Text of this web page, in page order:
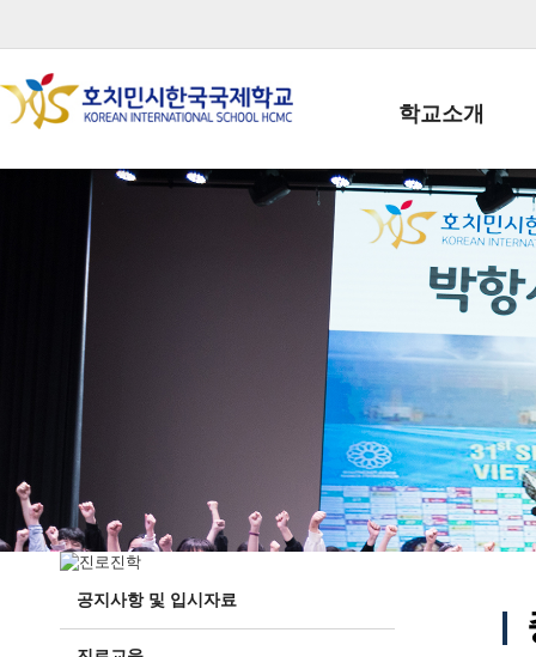
학교소개
학교장인사말
학생회장인사말
학교상징
학교 CI
교직원현황
학생현황
위치/전화
전경사진
공지사항 및 입시자료